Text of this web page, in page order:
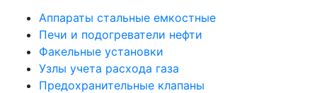
Аппараты стальные емкостные
Печи и подогреватели нефти
Факельные установки
Узлы учета расхода газа
Предохранительные клапаны